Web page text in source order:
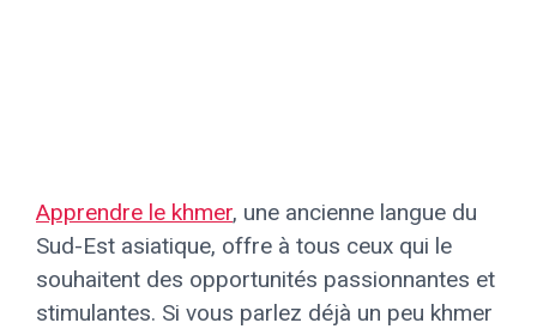
Apprendre le khmer, une ancienne langue du
Sud-Est asiatique, offre à tous ceux qui le
souhaitent des opportunités passionnantes et
stimulantes. Si vous parlez déjà un peu khmer